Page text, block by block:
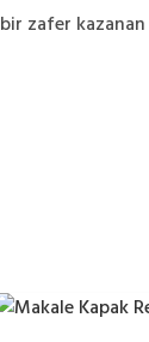
zafer kazanan